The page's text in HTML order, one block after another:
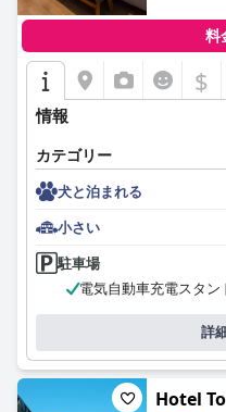
料
$
情報
カテゴリー
犬と泊まれる
小さい
駐車場
電気自動車充電スタン
詳
Hotel